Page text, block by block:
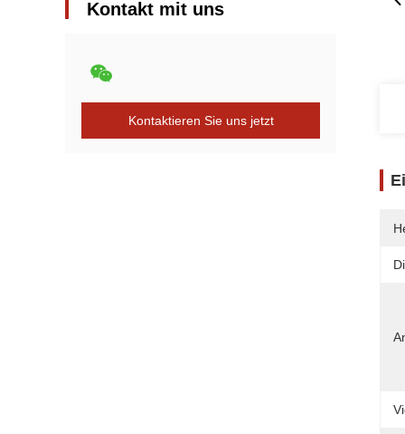
Kontakt mit uns
Kontaktieren Sie uns jetzt